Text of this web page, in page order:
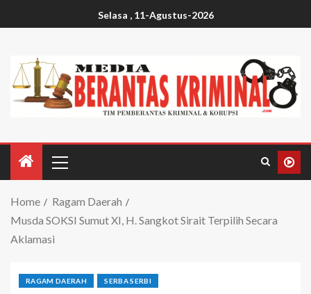
Selasa , 11-Agustus-2026
Home
Ragam Daerah
Musda SOKSI Sumut XI, H. Sangkot Sirait Terpilih Secara
Aklamasi
RAGAM DAERAH SERBA SERBI